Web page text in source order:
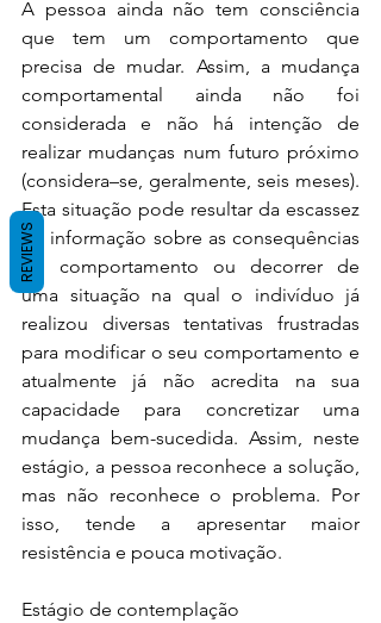
A pessoa ainda não tem consciência
que tem um comportamento que
precisa de mudar. Assim, a mudança
comportamental ainda não foi
considerada e não há intenção de
realizar mudanças num futuro próximo
(considera–se, geralmente, seis meses).
Esta situação pode resultar da escassez
de informação sobre as consequências
do comportamento ou decorrer de
uma situação na qual o indivíduo já
realizou diversas tentativas frustradas
para modificar o seu comportamento e
atualmente já não acredita na sua
capacidade para concretizar uma
mudança bem-sucedida. Assim, neste
estágio, a pessoa reconhece a solução,
mas não reconhece o problema. Por
isso, tende a apresentar maior
resistência e pouca motivação.
Estágio de contemplação
REVIEWS